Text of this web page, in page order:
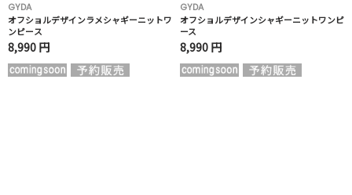
GYDA
オフショルデザインラメシャギーニットワ
ンピース
8,990 円
GYDA
オフショルデザインシャギーニットワンピ
ース
8,990 円